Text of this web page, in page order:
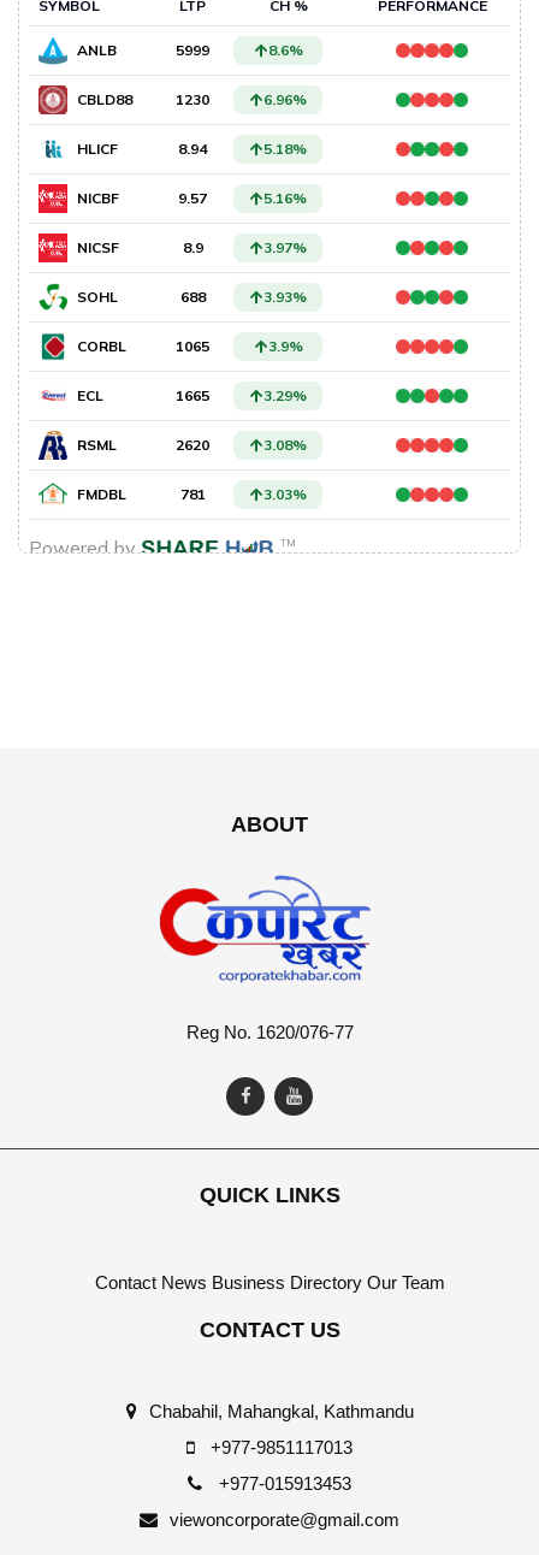
ABOUT
Reg No. 1620/076-77
QUICK LINKS
Contact News Business Directory Our Team
CONTACT US
Chabahil, Mahangkal, Kathmandu
+977-9851117013
+977-015913453
viewoncorporate@gmail.com